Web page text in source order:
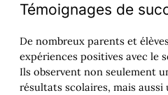
Témoignages de
De nombreux parents et
expériences positives avec le
Ils observent non seulement
résultats scolaires, mais